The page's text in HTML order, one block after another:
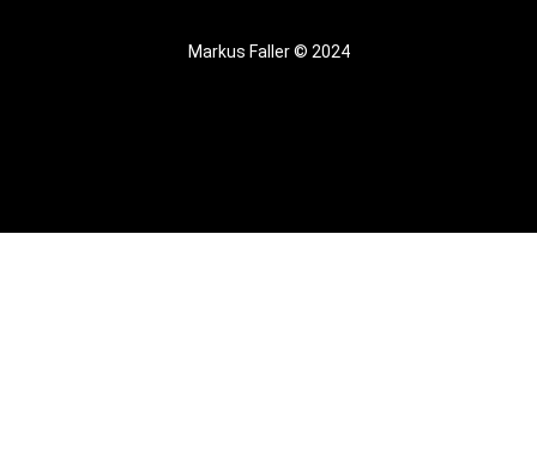
Markus Faller © 2024